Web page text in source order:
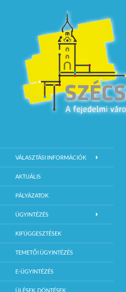
Szécsény Város Hivatalos Weboldala
VÁLASZTÁSI INFORMÁCIÓK
AKTUÁLIS
PÁLYÁZATOK
ÜGYINTÉZÉS
KIFÜGGESZTÉSEK
TEMETŐI ÜGYINTÉZÉS
E-ÜGYINTÉZÉS
ÜLÉSEK, DÖNTÉSEK